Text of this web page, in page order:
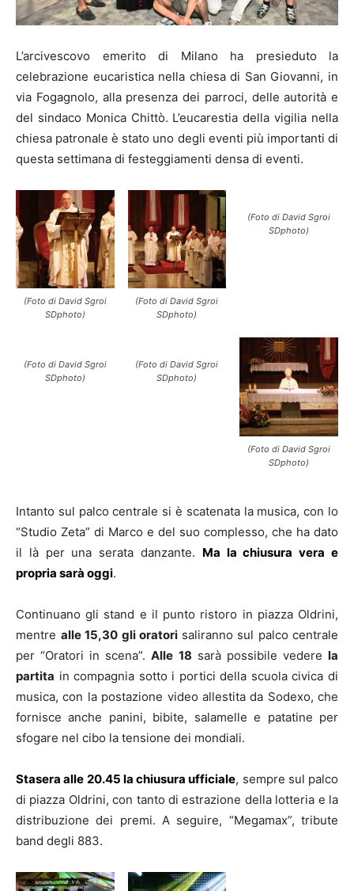
L’arcivescovo emerito di Milano ha presieduto la
celebrazione eucaristica nella chiesa di San Giovanni, in
via Fogagnolo, alla presenza dei parroci, delle autorità e
del sindaco Monica Chittò. L’eucarestia della vigilia nella
chiesa patronale è stato uno degli eventi più importanti di
questa settimana di festeggiamenti densa di eventi.
(Foto di David Sgroi
SDphoto)
(Foto di David Sgroi
SDphoto)
(Foto di David Sgroi
SDphoto)
(Foto di David Sgroi
SDphoto)
(Foto di David Sgroi
SDphoto)
(Foto di David Sgroi
SDphoto)
Intanto sul palco centrale si è scatenata la musica, con lo
“Studio Zeta” di Marco e del suo complesso, che ha dato
il là per una serata danzante. Ma la chiusura vera e
propria sarà oggi.
Continuano gli stand e il punto ristoro in piazza Oldrini,
mentre alle 15,30 gli oratori saliranno sul palco centrale
per “Oratori in scena”.Alle 18 sarà possibile vederela
partita in compagnia sotto i portici della scuola civica di
musica, con la postazione video allestita da Sodexo, che
fornisce anche panini, bibite, salamelle e patatine per
sfogare nel cibo la tensione dei mondiali.
Stasera alle 20.45 la chiusura ufficiale, sempre sul palco
di piazza Oldrini, con tanto di estrazione della lotteria e la
distribuzione dei premi. A seguire, “Megamax”, tribute
band degli 883.